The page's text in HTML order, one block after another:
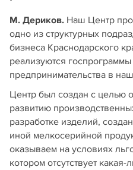
М. Дериков. Наш Центр
одно из структурных
бизнеса Краснодарского
реализуются
предпринимательства в
Центр был создан с целью
развитию
разработке изделий,
иной мелкосерийной
оказываем на условиях
котором отсутствует